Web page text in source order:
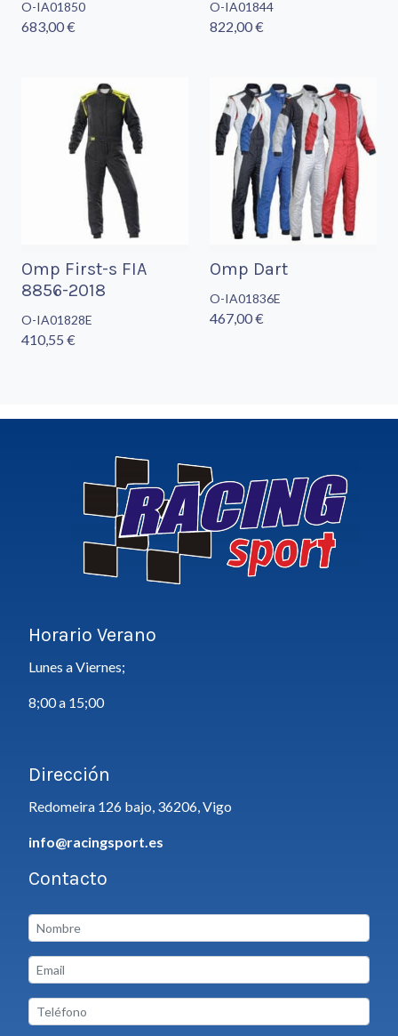
O-IA01850
683,00 €
O-IA01844
822,00 €
Omp First-s FIA
8856-2018
O-IA01828E
410,55 €
Omp Dart
O-IA01836E
467,00 €
Horario Verano
Lunes a Viernes;
8;00 a 15;00
Dirección
Redomeira 126 bajo, 36206, Vigo
info@racingsport.es
Contacto